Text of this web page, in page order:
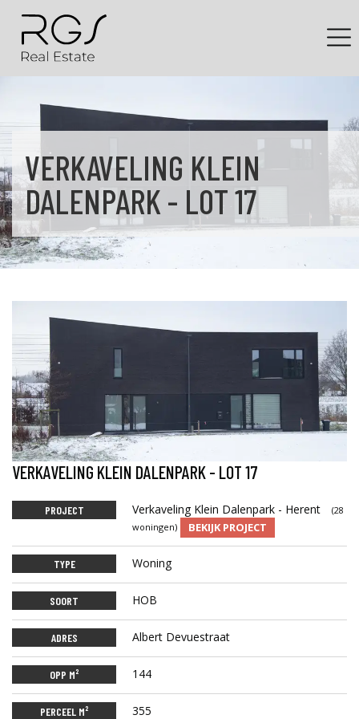
VERKAVELING KLEIN
DALENPARK - LOT 17
VERKAVELING KLEIN DALENPARK - LOT 17
PROJECT Verkaveling Klein Dalenpark - Herent
(28
woningen)
BEKIJK PROJECT
TYPE Woning
SOORT HOB
ADRES Albert Devuestraat
OPP M² 144
PERCEEL M² 355